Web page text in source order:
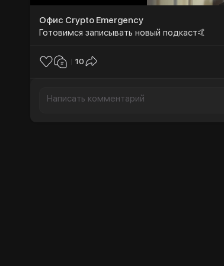
Офис Crypto Emergency
Готовимся записывать новый подкаст🤙
10